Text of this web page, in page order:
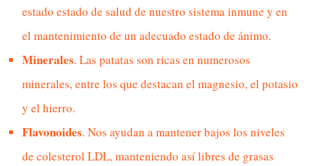
estado estado de salud de nuestro sistema inmune y en
el mantenimiento de un adecuado estado de ánimo.
Minerales. Las patatas son ricas en numerosos
minerales, entre los que destacan el magnesio, el potasio
y el hierro.
Flavonoides. Nos ayudan a mantener bajos los niveles
de colesterol LDL, manteniendo así libres de grasas